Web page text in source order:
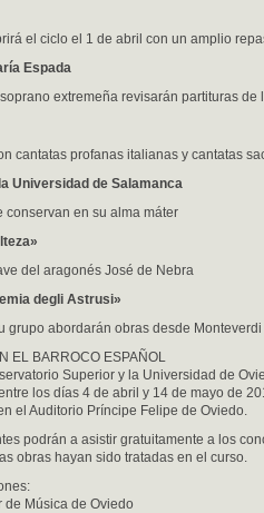
el ciclo el 1 de abril con un amplio
Espada
extremeña revisarán partituras de
cantatas profanas italianas y cantatas
Universidad de Salamanca
conservan en su alma máter
del aragonés José de Nebra
degli Astrusi»
grupo abordarán obras desde Monteverdi
EL BARROCO ESPAÑOL
Superior y la Universidad de
los días 4 de abril y 14 de mayo de
el Auditorio Príncipe Felipe de Oviedo.
podrán a asistir gratuitamente a los
obras hayan sido tratadas en el curso.
Música de Oviedo